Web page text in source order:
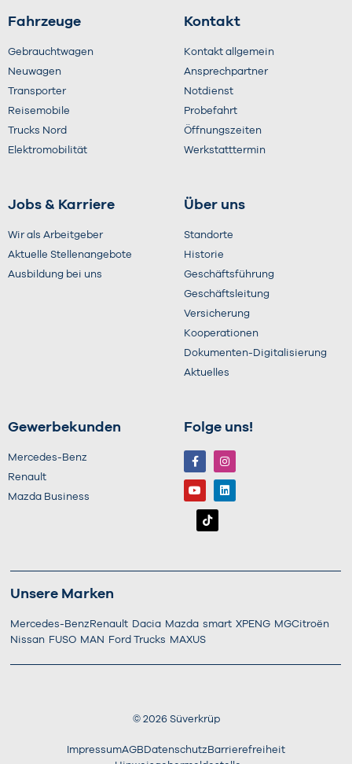
Fahrzeuge
Gebrauchtwagen
Neuwagen
Transporter
Reisemobile
Trucks Nord
Elektromobilität
Kontakt
Kontakt allgemein
Ansprechpartner
Notdienst
Probefahrt
Öffnungszeiten
Werkstatttermin
Jobs & Karriere
Wir als Arbeitgeber
Aktuelle Stellenangebote
Ausbildung bei uns
Über uns
Standorte
Historie
Geschäftsführung
Geschäftsleitung
Versicherung
Kooperationen
Dokumenten-Digitalisierung
Aktuelles
Gewerbekunden
Mercedes-Benz
Renault
Mazda Business
Folge uns!
Unsere Marken
Mercedes-Benz Renault Dacia Mazda smart XPENG MGCitroën
Nissan FUSO MAN Ford Trucks MAXUS
© 2026Süverkrüp
ImpressumAGB Datenschutz Barrierefreiheit